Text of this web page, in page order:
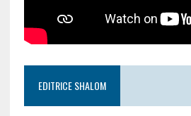
EDITRICE SHALOM